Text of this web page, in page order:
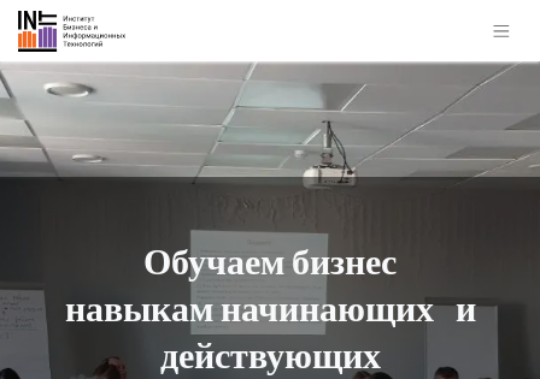
Обучаем бизнес
навыкам начинающихи
действующих